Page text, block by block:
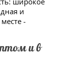
и
-
и в